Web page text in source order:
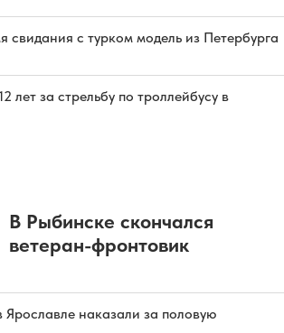
свидания с турком модель из Петербурга
лет за стрельбу по троллейбусу в
В Рыбинске скончался
ветеран-фронтовик
Ярославле наказали за половую